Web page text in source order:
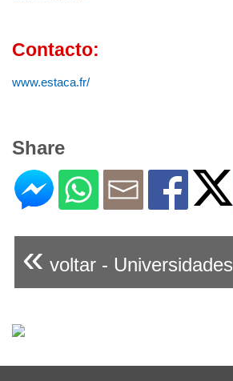
Contacto:
www.estaca.fr/
Share
« voltar - Universidades